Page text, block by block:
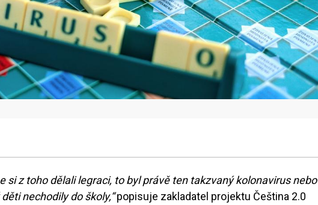
si z toho dělali legraci, to byl právě ten takzvaný kolonavirus nebo
nechodily do školy,“popisuje zakladatel projektu Čeština 2.0